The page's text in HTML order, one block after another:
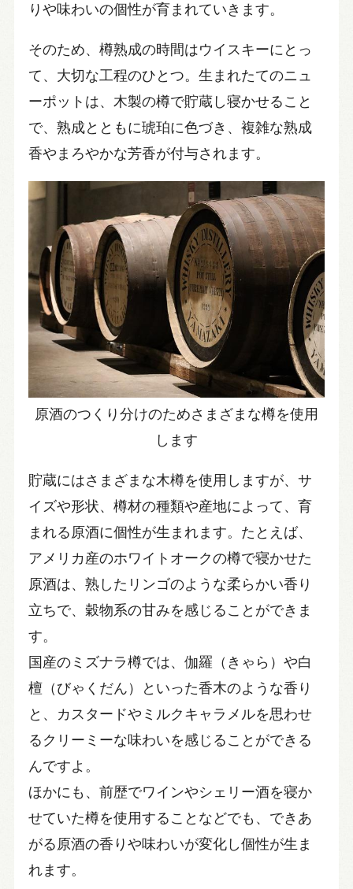
りや味わいの個性が育まれていきます。
そのため、樽熟成の時間はウイスキーにとっ
て、大切な工程のひとつ。生まれたてのニュ
ーポットは、木製の樽で貯蔵し寝かせること
で、熟成とともに琥珀に色づき、複雑な熟成
香やまろやかな芳香が付与されます。
原酒のつくり分けのためさまざまな樽を使用
します
貯蔵にはさまざまな木樽を使用しますが、サ
イズや形状、樽材の種類や産地によって、育
まれる原酒に個性が生まれます。たとえば、
アメリカ産のホワイトオークの樽で寝かせた
原酒は、熟したリンゴのような柔らかい香り
立ちで、穀物系の甘みを感じることができま
す。
国産のミズナラ樽では、伽羅（きゃら）や白
檀（びゃくだん）といった香木のような香り
と、カスタードやミルクキャラメルを思わせ
るクリーミーな味わいを感じることができる
んですよ。
ほかにも、前歴でワインやシェリー酒を寝か
せていた樽を使用することなどでも、できあ
がる原酒の香りや味わいが変化し個性が生ま
れます。